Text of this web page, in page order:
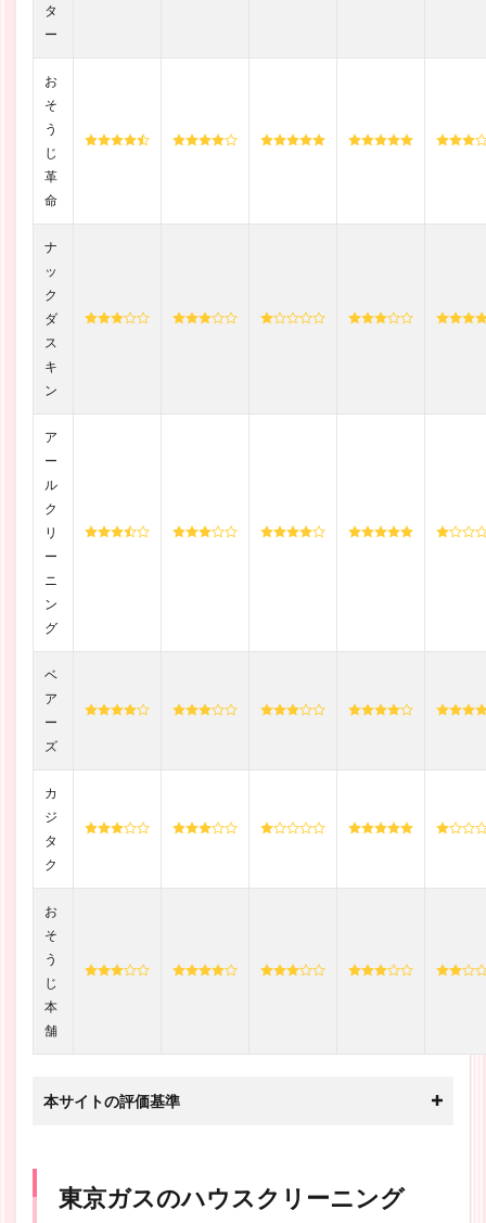
タ
ー
お
そ
う
じ
革
命
ナ
ッ
ク
ダ
ス
キ
ン
ア
ー
ル
ク
リ
ー
ニ
ン
グ
ベ
ア
ー
ズ
カ
ジ
タ
ク
お
そ
う
じ
本
舗
本サイトの評価基準
東京ガスのハウスクリーニング